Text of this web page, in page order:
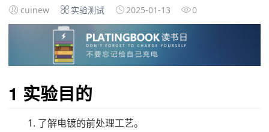
cuinew 实验测试 2025-01-13 0
1 实验目的
1. 了解电镀的前处理工艺。